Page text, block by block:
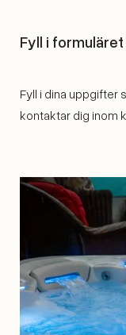
Fyll i formuläret
Fyll i dina uppgifter
kontaktar dig inom